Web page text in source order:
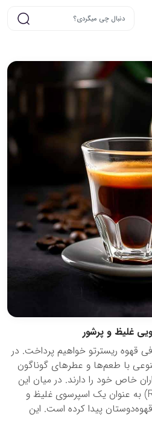
غلیظ و پرشور
قهوه ریسترتو خواهیم پرداخت. در
با طعم‌ها و عطرهای گوناگون
خاص خود را دارند. در میان این
تنوع، قهوه ریسترتو (Ristretto) به عنوان یک اسپرسوی غلیظ و
پیدا کرده است. این